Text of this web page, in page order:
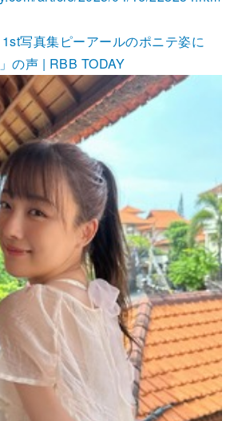
写真集ピーアールのポニテ姿に
の声 | RBB TODAY